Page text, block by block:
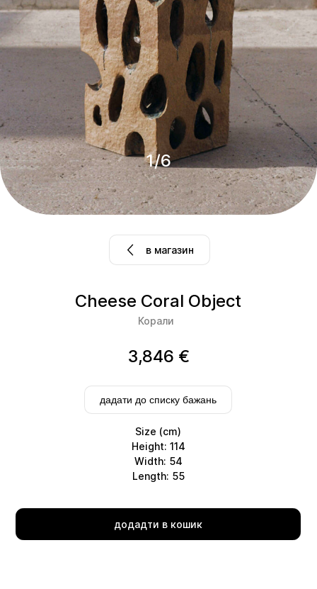
в магазин
1/6
Cheese Coral Object
Корали
3,846 €
дадати до списку бажань
Size (cm)
Height: 114
Width: 54
Length: 55
додадти в кошик